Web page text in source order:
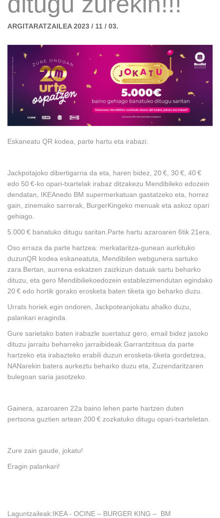
ARGITARATZAILEA 2023 / 11 / 03.
Eskaneatu QR kodea, parte hartu eta irabazi.
Jackpotajoko dibertigarria da eta, haren bidez, 20 €, 30 €, 40 €
edo 50 €-ko opari-txartelak irabaz ditzakezu Mendibileko edozein
dendatan, IKEAnedo BM supermerkatuan gastatzeko eta, horrez
gain, zinemako sarrerak, BurgerKingeko menuak eta askoz opari
gehiago.
5.000 € banatuko ditugu saritan. Parte hartu azaroaren 6tik 21era.
Oso erraza da parte hartzea: merkataritza-gunean aurkituko
duzunQR kodea eskaneatuta, Mendibilen webgunera sartuko
zara. Bertan, aurrena eskatzen zaizkizun datuak sartu beharko
dituzu, eta gero Mendibiliekoedozein establezimendutan egindako
20 € edo hortik gorako erosketa baten tiketa igo beharko duzu.
Urrats horiek egin ondoren, Jackpoteanjokatu ahalko duzu,
palankari eraginda.
Gure sarietako baten irabazle suertatuz gero, email bidez jasoko
dituzu jarraitu beharreko jarraibideak. Garrantzitsua da parte
hartzeko eta irabazteko erabili duzun erosketa-tiketa gordetzea,
NANarekin batera aurkeztu beharko duzu eta, Zuzendaritzaren
bulegoan saria jasotzeko.
Gainera, azaroaren 22a baino lehen parte hartzen duten
pertsona guztien artean 200 € zozkatuko ditugu opari-txarteletan.
Zure zain gaude, jokatu!
Eragin palankari!
Laguntzaileak:IKEA - OCINE – BURGER KING – BM